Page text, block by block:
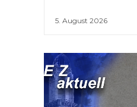
5. August 2026